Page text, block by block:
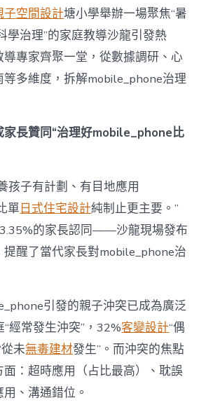
mobilJIUYI
俱
意
空
間
設
成
為
東
西”，
而
非
“家
庭
中
子空間設計塘小學舉辦一場聚焦“暑
學治理”的家庭教導沙龍引發熱
專家齊聚一堂，從數據調研、心
多維度，拆解mobile_phone治理
家長贊同“治理好mobile_phone比
孩子有計劃、有目地應用
單日式住宅設計純制止更主要。”
的家長認同——沙龍現場發布
醒了當代家長對mobile_phone治
引發的親子沖突已成為廣泛
經常發生沖突”，32%客變設計“偶
未無毒建材發生”。而沖突的焦點
：超時應用（占比最高）、耽誤
、溝通錯位。